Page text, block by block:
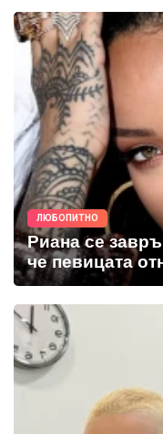
ЛЮБОПИТНО
Риана се
че певицата